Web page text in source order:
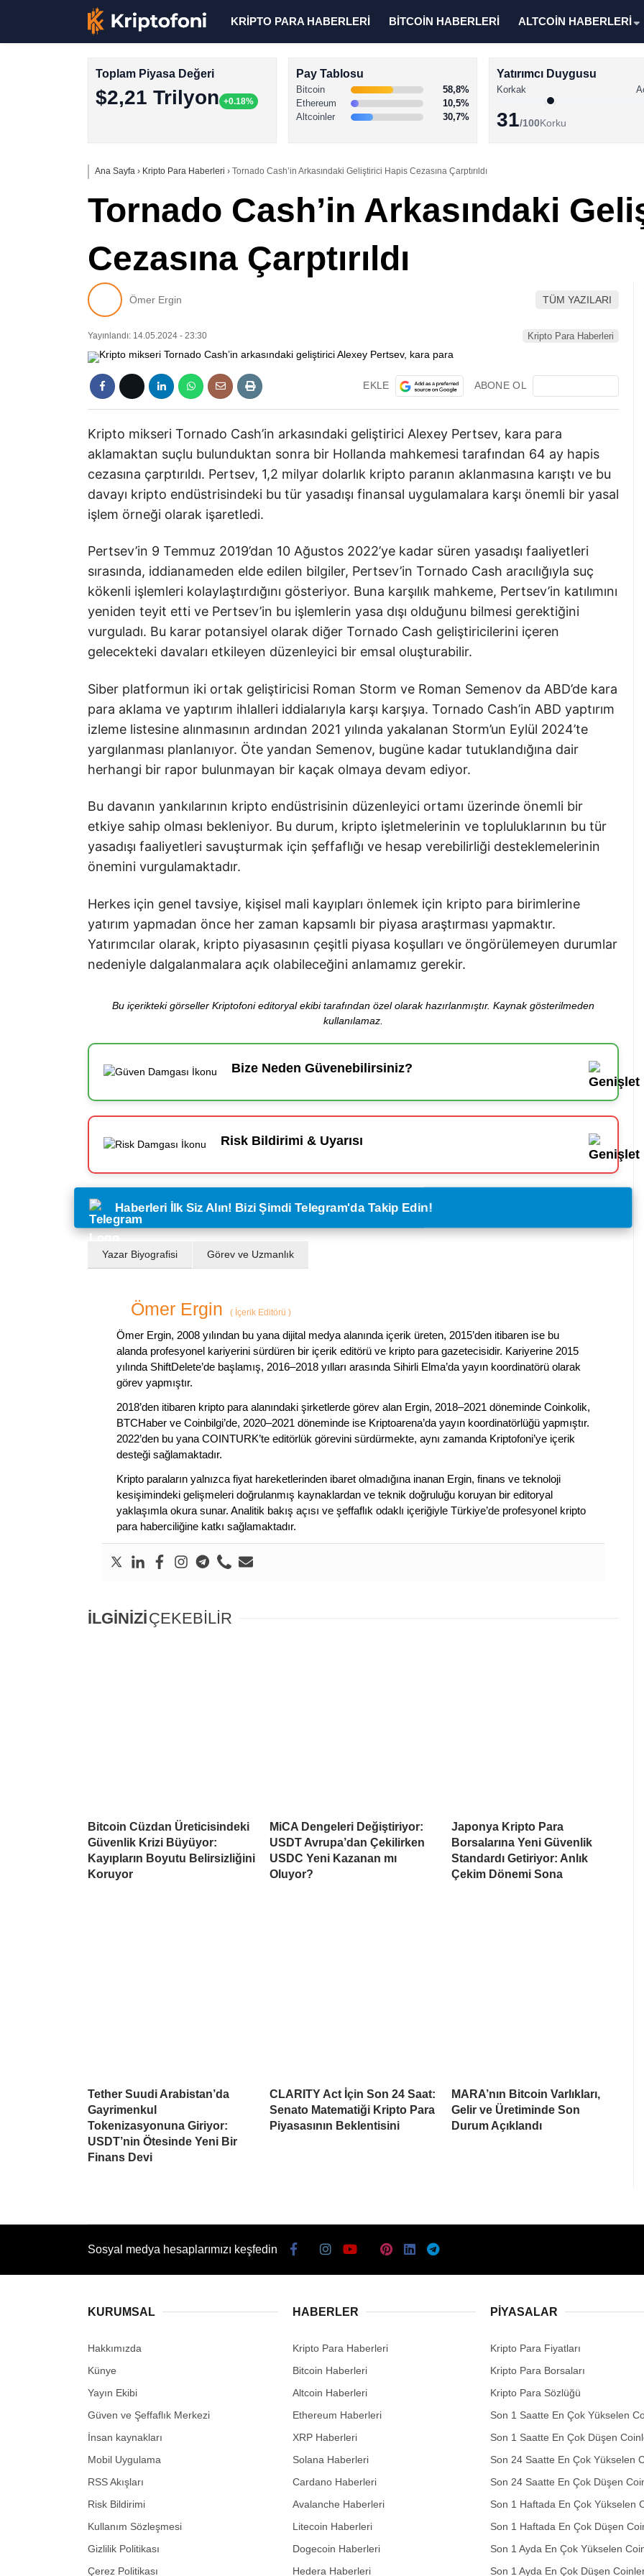
KRİPTO PARA HABERLERİ BİTCOİN HABERLERİ ALTCOİN HABERLERİ
Toplam Piyasa Değeri
$2,21 Trilyon +0.18%
Pay Tablosu
Bitcoin
58,8%
Ethereum
10,5%
Altcoinler
30,7%
Yatırımcı Duygusu
Korkak
31/100Korku
Ana Sayfa › Kripto Para Haberleri › Tornado Cash’in Arkasındaki Geliştirici Hapis Cezasına Çarptırıldı
Tornado Cash’in Arkasındaki
Cezasına Çarptırıldı
Ömer Ergin TÜM YAZILARI
Yayınlandı: 14.05.2024 - 23:30 Kripto Para Haberleri
EKLE ABONE OL
Kripto mikseri Tornado Cash’in arkasındaki geliştirici Alexey Pertsev, kara para
aklamaktan suçlu bulunduktan sonra bir Hollanda mahkemesi tarafından 64 ay hapis
cezasına çarptırıldı. Pertsev, 1,2 milyar dolarlık kripto paranın aklanmasına karıştı ve bu
davayı kripto endüstrisindeki bu tür yasadışı finansal uygulamalara karşı önemli bir yasal
işlem örneği olarak işaretledi.
Pertsev’in 9 Temmuz 2019’dan 10 Ağustos 2022’ye kadar süren yasadışı faaliyetleri
sırasında, iddianameden elde edilen bilgiler, Pertsev’in Tornado Cash aracılığıyla suç
kökenli işlemleri kolaylaştırdığını gösteriyor. Buna karşılık mahkeme, Pertsev’in katılımını
yeniden teyit etti ve Pertsev’in bu işlemlerin yasa dışı olduğunu bilmesi gerektiğini
vurguladı. Bu karar potansiyel olarak diğer Tornado Cash geliştiricilerini içeren
gelecekteki davaları etkileyen düzenleyici bir emsal oluşturabilir.
Siber platformun iki ortak geliştiricisi Roman Storm ve Roman Semenov da ABD’de kara
para aklama ve yaptırım ihlalleri iddialarıyla karşı karşıya. Tornado Cash’in ABD yaptırım
izleme listesine alınmasının ardından 2021 yılında yakalanan Storm’un Eylül 2024’te
yargılanması planlanıyor. Öte yandan Semenov, bugüne kadar tutuklandığına dair
herhangi bir rapor bulunmayan bir kaçak olmaya devam ediyor.
Bu davanın yankılarının kripto endüstrisinin düzenleyici ortamı üzerinde önemli bir
etkiye sahip olması bekleniyor. Bu durum, kripto işletmelerinin ve topluluklarının bu tür
yasadışı faaliyetleri savuşturmak için şeffaflığı ve hesap verebilirliği desteklemelerinin
önemini vurgulamaktadır.
Herkes için genel tavsiye, kişisel mali kayıpları önlemek için kripto para birimlerine
yatırım yapmadan önce her zaman kapsamlı bir piyasa araştırması yapmaktır.
Yatırımcılar olarak, kripto piyasasının çeşitli piyasa koşulları ve öngörülemeyen durumlar
nedeniyle dalgalanmalara açık olabileceğini anlamamız gerekir.
Bu içerikteki görseller Kriptofoni editoryal ekibi tarafından özel olarak hazırlanmıştır. Kaynak gösterilmeden
kullanılamaz.
Bize Neden Güvenebilirsiniz?
Risk Bildirimi & Uyarısı
Haberleri İlk Siz Alın! Bizi Şimdi Telegram'da Takip Edin!
Yazar Biyografisi Görev ve Uzmanlık
Ömer Ergin ( İçerik Editörü )
Ömer Ergin, 2008 yılından bu yana dijital medya alanında içerik üreten, 2015’den itibaren ise bu
alanda profesyonel kariyerini sürdüren bir içerik editörü ve kripto para gazetecisidir. Kariyerine 2015
yılında ShiftDelete’de başlamış, 2016–2018 yılları arasında Sihirli Elma’da yayın koordinatörü olarak
görev yapmıştır.
2018’den itibaren kripto para alanındaki şirketlerde görev alan Ergin, 2018–2021 döneminde Coinkolik,
BTCHaber ve Coinbilgi’de, 2020–2021 döneminde ise Kriptoarena’da yayın koordinatörlüğü yapmıştır.
2022’den bu yana COINTURK’te editörlük görevini sürdürmekte, aynı zamanda Kriptofoni’ye içerik
desteği sağlamaktadır.
Kripto paraların yalnızca fiyat hareketlerinden ibaret olmadığına inanan Ergin, finans ve teknoloji
kesişimindeki gelişmeleri doğrulanmış kaynaklardan ve teknik doğruluğu koruyan bir editoryal
yaklaşımla okura sunar. Analitik bakış açısı ve şeffaflık odaklı içeriğiyle Türkiye’de profesyonel kripto
para haberciliğine katkı sağlamaktadır.
İLGİNİZİÇEKEBİLİR
Bitcoin Cüzdan Üreticisindeki
Güvenlik Krizi Büyüyor:
Kayıpların Boyutu Belirsizliğini
Koruyor
MiCA Dengeleri Değiştiriyor:
USDT Avrupa’dan Çekilirken
USDC Yeni Kazanan mı
Oluyor?
Japonya Kripto Para
Borsalarına Yeni Güvenlik
Standardı Getiriyor: Anlık
Çekim Dönemi Sona
Tether Suudi Arabistan’da
Gayrimenkul
Tokenizasyonuna Giriyor:
USDT’nin Ötesinde Yeni Bir
Finans Devi
CLARITY Act İçin Son 24 Saat:
Senato Matematiği Kripto Para
Piyasasının Beklentisini
MARA’nın Bitcoin Varlıkları,
Gelir ve Üretiminde Son
Durum Açıklandı
Sosyal medya hesaplarımızı keşfedin
KURUMSAL
Hakkımızda
Künye
Yayın Ekibi
Güven ve Şeffaflık Merkezi
İnsan kaynakları
Mobil Uygulama
RSS Akışları
Risk Bildirimi
Kullanım Sözleşmesi
Gizlilik Politikası
Çerez Politikası
HABERLER
Kripto Para Haberleri
Bitcoin Haberleri
Altcoin Haberleri
Ethereum Haberleri
XRP Haberleri
Solana Haberleri
Cardano Haberleri
Avalanche Haberleri
Litecoin Haberleri
Dogecoin Haberleri
Hedera Haberleri
PIYASALAR
Kripto Para Fiyatları
Kripto Para Borsaları
Kripto Para Sözlüğü
Son 1 Saatte En Çok Yükselen
Son 1 Saatte En Çok Düşen
Son 24 Saatte En Çok Yükselen
Son 24 Saatte En Çok Düşen
Son 1 Haftada En Çok Yükselen
Son 1 Haftada En Çok Düşen
Son 1 Ayda En Çok Yükselen
Son 1 Ayda En Çok Düşen